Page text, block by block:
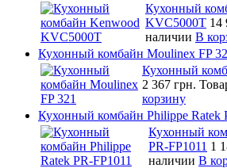
Кухонный
KVC5000T 14
наличии В
Кухонный комбайн Moulinex FP
Кухонный
2 367 грн.
корзину
Кухонный комбайн Philippe Ratek
Кухонный
PR-FP1011 1
наличии В